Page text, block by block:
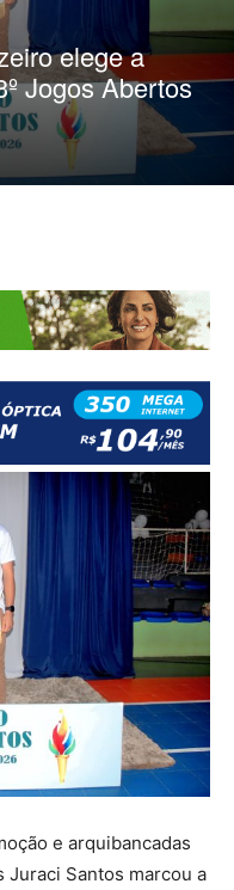
elege a
Jogos Abertos
e arquibancadas
Santos marcou a